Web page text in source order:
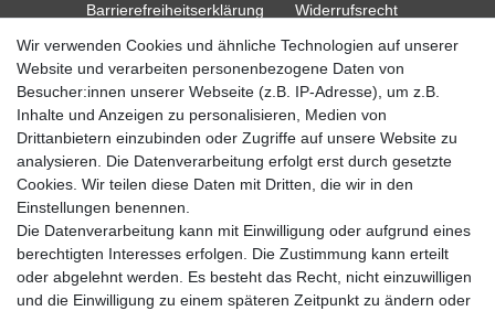
Barrierefreiheitserklärung Widerrufs­recht
Vertrag widerrufen Kontakt
© Copyright 2026 Ripos24| Alle Rechte vorbehalten.
Wir verwenden Cookies und ähnliche Technologien auf unserer
Website und verarbeiten personenbezogene Daten von
Besucher:innen unserer Webseite (z.B. IP-Adresse), um z.B.
Inhalte und Anzeigen zu personalisieren, Medien von
Drittanbietern einzubinden oder Zugriffe auf unsere Website zu
analysieren. Die Datenverarbeitung erfolgt erst durch gesetzte
Cookies. Wir teilen diese Daten mit Dritten, die wir in den
Einstellungen benennen.
Die Datenverarbeitung kann mit Einwilligung oder aufgrund eines
berechtigten Interesses erfolgen. Die Zustimmung kann erteilt
oder abgelehnt werden. Es besteht das Recht, nicht einzuwilligen
und die Einwilligung zu einem späteren Zeitpunkt zu ändern oder